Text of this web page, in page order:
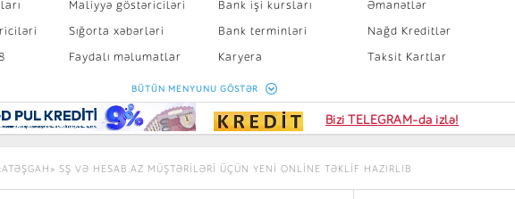
Maliyyə göstəriciləri
Sığorta xəbərləri
Faydalı məlumatlar
Sığorta kalkulyatoru
Bank işi kursları
Bank terminləri
Karyera
Peşakar inkişaf
Əmanətlər
Nağd Kreditlər
Taksit Kartlar
Kart sifarişi
BÜTÜN MENYUNU GÖSTƏR
Bizi TELEGRAM-da izlə!
SŞ VƏ HESAB.AZ MÜŞTƏRILƏRI ÜÇÜN YENI ONLINE TƏKLIF HAZIRLIB